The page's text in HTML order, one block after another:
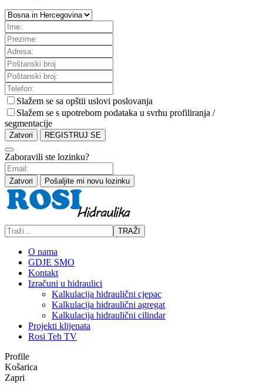
Slažem se sa opštii uslovi poslovanja
Slažem se s upotrebom podataka u svrhu profiliranja /
segmentacije
Zatvori REGISTRUJ SE
Zaboravili ste lozinku?
Zatvori Pošaljite mi novu lozinku
TRAŽI
O nama
GDJE SMO
Kontakt
Izračuni u hidraulici
Kalkulacija hidraulični cjepac
Kalkulacija hidraulični agregat
Kalkulacija hidraulični cilindar
Projekti klijenata
Rosi Teh TV
Profile
Košarica
Zapri